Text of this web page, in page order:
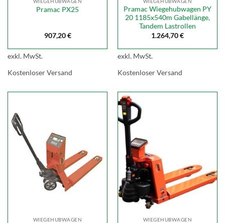
Pramac PX25
907,20€
exkl. MwSt.
Kostenloser Versand
Pramac Wiegehubwagen PY
20 1185x540m Gabellänge,
Tandem Lastrollen
1.264,70€
exkl. MwSt.
Kostenloser Versand
WIEGEHUBWAGEN WIEGEHUBWAGEN